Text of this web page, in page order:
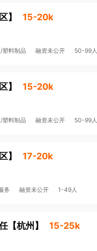
】 15-20k
塑料制品 融资未公开 50-99人
】 15-20k
塑料制品 融资未公开 50-99人
】 17-20k
务 融资未公开 1-49人
【杭州 】 15-25k